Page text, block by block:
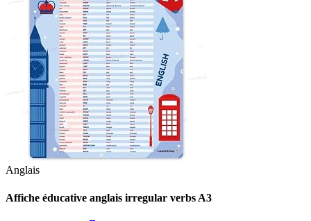
Anglais
Affiche éducative anglais irregular verbs A3